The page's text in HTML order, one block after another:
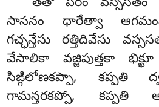
తతో పరం వస్ససతం
సాసనం ధారేత్వా
గచ్ఛన్తేసు రత్తిదివేసు
వేసాలికా వజ్జిపుత్తకా
సిఙ్గిలోణకప్పా, కప్పతి
గామన్తరకప్పో, కప్పతి